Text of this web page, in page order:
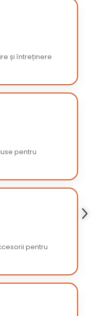
și întreținere
pentru
pentru